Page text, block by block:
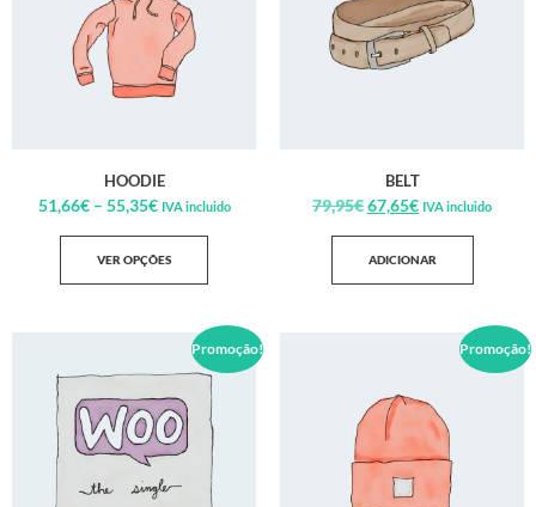
HOODIE
51,66€ – 55,35€ IVA incluido
VER OPÇÕES
BELT
79,95€67,65€ IVA incluido
ADICIONAR
Promoção! Promoção!